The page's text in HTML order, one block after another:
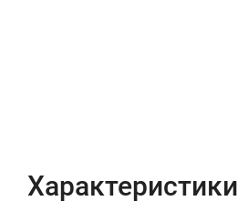
Характеристики